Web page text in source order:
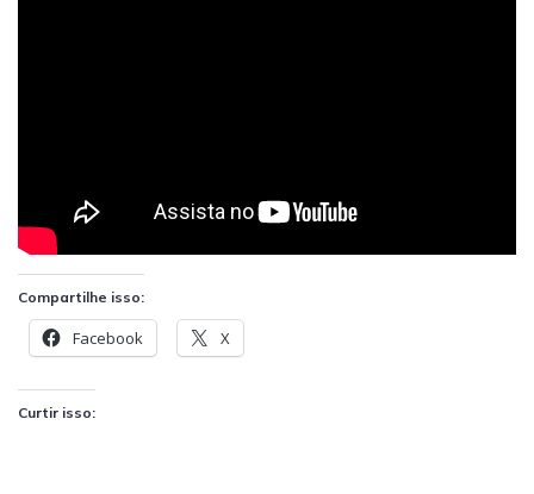
Compartilhe isso:
Facebook X
Curtir isso: